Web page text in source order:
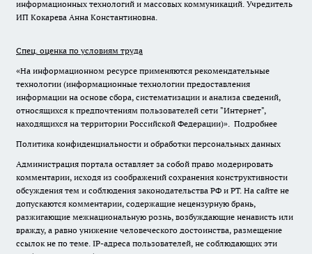
информационных технологий и массовых коммуникаций. Учредитель
ИП Кокарева Анна Константиновна.
Спец. оценка по условиям труда
«На информационном ресурсе применяются рекомендательные
технологии (информационные технологии предоставления
информации на основе сбора, систематизации и анализа сведений,
относящихся к предпочтениям пользователей сети "Интернет",
находящихся на территории Российской Федерации)». Подробнее
Политика конфиденциальности и обработки персональных данных
Администрация портала оставляет за собой право модерировать
комментарии, исходя из соображений сохранения конструктивности
обсуждения тем и соблюдения законодательства РФ и РТ. На сайте не
допускаются комментарии, содержащие нецензурную брань,
разжигающие межнациональную рознь, возбуждающие ненависть или
вражду, а равно унижение человеческого достоинства, размещение
ссылок не по теме. IP-адреса пользователей, не соблюдающих эти